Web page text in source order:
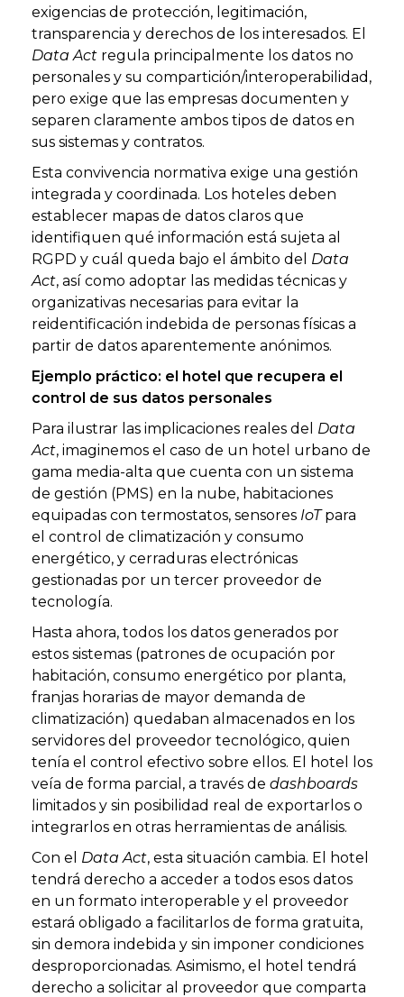
exigencias de protección, legitimación,
transparencia y derechos de los interesados. El
Data Act regula principalmente los datos no
personales y su compartición/interoperabilidad,
pero exige que las empresas documenten y
separen claramente ambos tipos de datos en
sus sistemas y contratos.
Esta convivencia normativa exige una gestión
integrada y coordinada. Los hoteles deben
establecer mapas de datos claros que
identifiquen qué información está sujeta al
RGPD y cuál queda bajo el ámbito del Data
Act, así como adoptar las medidas técnicas y
organizativas necesarias para evitar la
reidentificación indebida de personas físicas a
partir de datos aparentemente anónimos.
Ejemplo práctico: el hotel que recupera el
control de sus datos personales
Para ilustrar las implicaciones reales del Data
Act, imaginemos el caso de un hotel urbano de
gama media-alta que cuenta con un sistema
de gestión (PMS) en la nube, habitaciones
equipadas con termostatos, sensores IoTpara
el control de climatización y consumo
energético, y cerraduras electrónicas
gestionadas por un tercer proveedor de
tecnología.
Hasta ahora, todos los datos generados por
estos sistemas (patrones de ocupación por
habitación, consumo energético por planta,
franjas horarias de mayor demanda de
climatización) quedaban almacenados en los
servidores del proveedor tecnológico, quien
tenía el control efectivo sobre ellos. El hotel los
veía de forma parcial, a través de dashboards
limitados y sin posibilidad real de exportarlos o
integrarlos en otras herramientas de análisis.
Con el Data Act, esta situación cambia. El hotel
tendrá derecho a acceder a todos esos datos
en un formato interoperable y el proveedor
estará obligado a facilitarlos de forma gratuita,
sin demora indebida y sin imponer condiciones
desproporcionadas. Asimismo, el hotel tendrá
derecho a solicitar al proveedor que comparta